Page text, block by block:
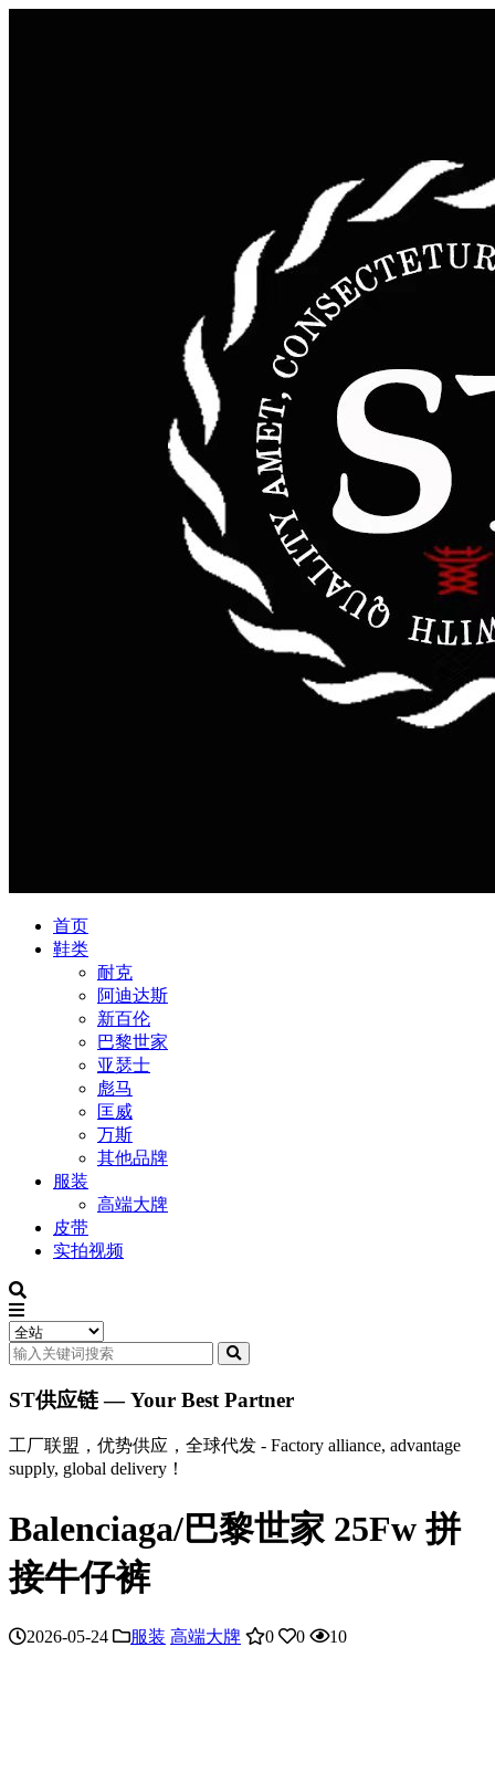
首页
鞋类
耐克
阿迪达斯
新百伦
巴黎世家
亚瑟士
彪马
匡威
万斯
其他品牌
服装
高端大牌
皮带
实拍视频
ST供应链 — Your Best Partner
工厂联盟，优势供应，全球代发 - Factory alliance, advantage
supply, global delivery！
Balenciaga/巴黎世家 25Fw 拼
接牛仔裤
2026-05-24 服装 高端大牌 0 0 10